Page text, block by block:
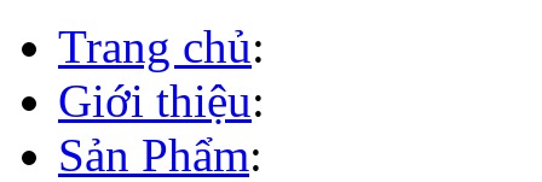
Trang chủ:
Giới thiệu:
Sản Phẩm: